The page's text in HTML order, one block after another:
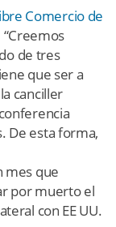
Comercio de
de tres
que ser a
canciller
De esta forma,
mes que
por muerto el
con EE UU.